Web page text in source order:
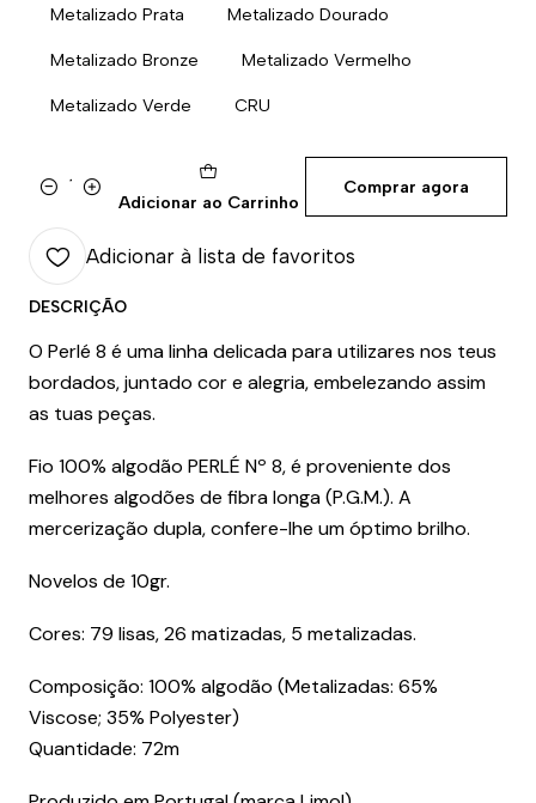
Metalizado Prata Metalizado Dourado
Metalizado Bronze Metalizado Vermelho
Metalizado Verde CRU
QuantidadeAdicionar ao Carrinho
Comprar agora
Adicionar à lista de favoritos
DESCRIÇÃO
O Perlé 8 é uma linha delicada para utilizares nos teus
bordados, juntado cor e alegria, embelezando assim
as tuas peças.
Fio 100% algodão PERLÉ Nº 8, é proveniente dos
melhores algodões de fibra longa (P.G.M.). A
mercerização dupla, confere-lhe um óptimo brilho.
Novelos de 10gr.
Cores: 79 lisas, 26 matizadas, 5 metalizadas.
Composição: 100% algodão (Metalizadas: 65%
Viscose; 35% Polyester)
Quantidade: 72m